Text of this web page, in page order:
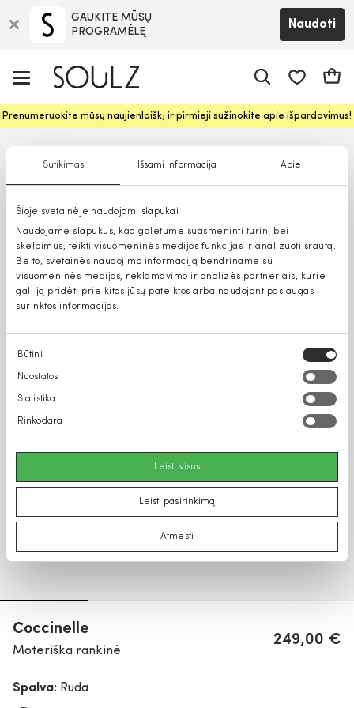
Sutikimas Išsami informacija Apie
Šioje svetainėje naudojami slapukai
Naudojame slapukus, kad galėtume suasmeninti turinį bei
skelbimus, teikti visuomeninės medijos funkcijas ir analizuoti srautą.
Be to, svetainės naudojimo informaciją bendriname su
visuomeninės medijos, reklamavimo ir analizės partneriais, kurie
gali ją pridėti prie kitos jūsų pateiktos arba naudojant paslaugas
surinktos informacijos.
Sutikimo
pasirinkimas
Būtini
Nuostatos
Statistika
Rinkodara
Leisti visus
Leisti pasirinkimą
Atmesti
GAUKITE MŪSŲ
PROGRAMĖLĘ
Naudoti
Prenumeruokite mūsų naujienlaiškį ir pirmieji sužinokite apie išpardavimus!
Coccinelle
Moteriška rankinė
249,00 €
Spalva: Ruda